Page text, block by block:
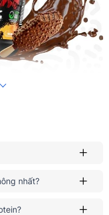
nhất?